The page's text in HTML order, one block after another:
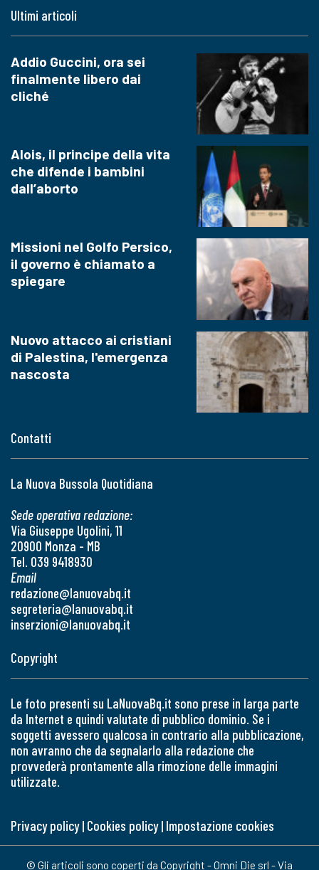
Contatti
La Nuova Bussola Quotidiana
Sede operativa redazione:
Via Giuseppe Ugolini, 11
20900 Monza - MB
Tel. 039 9418930
Email
redazione@lanuovabq.it
segreteria@lanuovabq.it
inserzioni@lanuovabq.it
Ultimi articoli
Addio Guccini, ora sei
finalmente libero dai
cliché
Alois, il principe della vita
che difende i bambini
dall’aborto
Missioni nel Golfo Persico,
il governo è chiamato a
spiegare
Nuovo attacco ai cristiani
di Palestina, l'emergenza
nascosta
Copyright
Le foto presenti su LaNuovaBq.it sono prese in larga parte
da Internet e quindi valutate di pubblico dominio. Se i
soggetti avessero qualcosa in contrario alla pubblicazione,
non avranno che da segnalarlo alla redazione che
provvederà prontamente alla rimozione delle immagini
utilizzate.
Privacy policy| Cookies policy| Impostazione cookies
© Gli articoli sono coperti da Copyright - Omni Die srl - Via